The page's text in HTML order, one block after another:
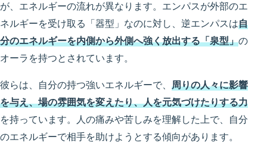
が、エネルギーの流れが異なります。エンパスが外部のエ
ネルギーを受け取る「器型」なのに対し、逆エンパスは自
分のエネルギーを内側から外側へ強く放出する「泉型」の
オーラを持つとされています。
彼らは、自分の持つ強いエネルギーで、 周りの人々に影響
を与え、場の雰囲気を変えたり、人を元気づけたりする力
を持っています。人の痛みや苦しみを理解した上で、自分
のエネルギーで相手を助けようとする傾向があります。